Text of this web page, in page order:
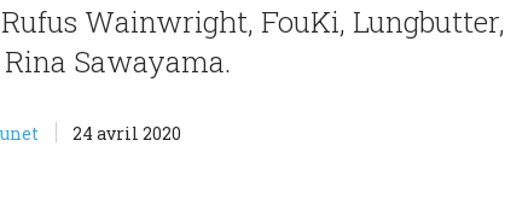
Wainwright, FouKi, Lungbutter,
Sawayama.
24 avril 2020